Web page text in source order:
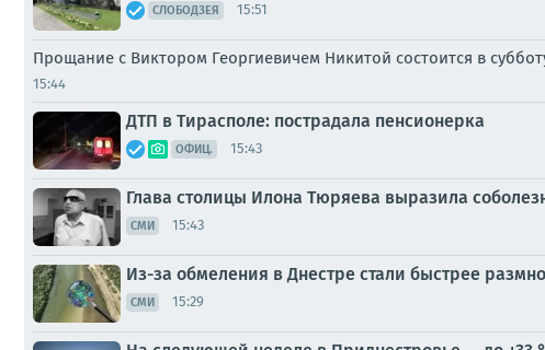
СЛОБОДЗЕЯ 15:51
Прощание с Виктором Георгиевичем Никитой состоится в
15:44
ДТП в Тирасполе: пострадала пенсионерка
ОФИЦ. 15:43
Глава столицы Илона Тюряева выразила
СМИ 15:43
Из-за обмеления в Днестре стали быстрее
СМИ 15:29